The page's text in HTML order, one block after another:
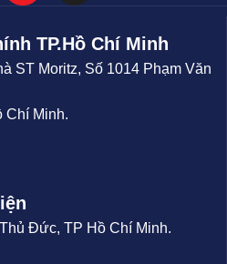
TP.Hồ Chí Minh
ST Moritz, Số 1014 Phạm Văn
Chí Minh.
Đức, TP Hồ Chí Minh.